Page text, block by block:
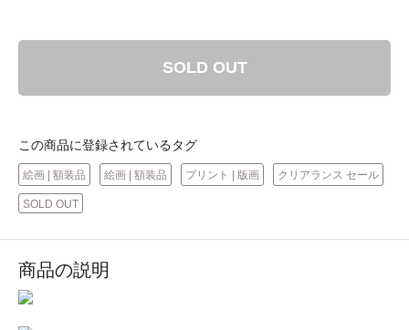
SOLD OUT
この商品に登録されているタグ
絵画 | 額装品 絵画 | 額装品 プリント | 版画 クリアランス セール
SOLD OUT
商品の説明